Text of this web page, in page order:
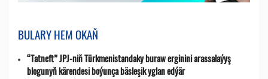
BULARY HEM OKAŇ
“Tatneft” JPJ-niň Türkmenistandaky buraw erginini arassalaýyş
blogunyň kärendesi boýunça bäsleşik yglan edýär